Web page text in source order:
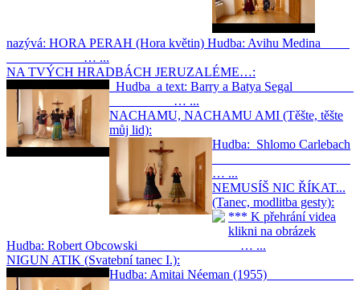
nazývá: HORA PERAH (Hora květin) Hudba: Avihu Medina
… ...
NA TVÝCH HRADBÁCH JERUZALÉME…:
Hudba a text: Barry a Batya Segal
… ...
NACHAMU, NACHAMU AMI (Těšte, těšte
můj lid):
Hudba: Shlomo Carlebach
… ...
NEMUSÍŠ NIC ŘÍKAT...
(Tanec, modlitba gesty):
*** K přehrání videa
klikni na obrázek
Hudba: Robert Obcowski … ...
NIGUN ATIK (Svatební tanec I.):
Hudba: Amitai Néeman (1955)